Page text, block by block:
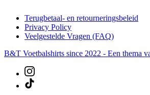
Terugbetaal- en retourneringsbeleid
Privacy Policy
Veelgestelde Vragen (FAQ)
B&T Voetbalshirts since 2022 - Een thema